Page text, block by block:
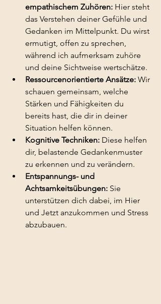
empathischem Zuhören: Hier steht
das Verstehen deiner Gefühle und
Gedanken im Mittelpunkt. Du wirst
ermutigt, offen zu sprechen,
während ich aufmerksam zuhöre
und deine Sichtweise wertschätze.
Ressourcenorientierte Ansätze: Wir
schauen gemeinsam, welche
Stärken und Fähigkeiten du
bereits hast, die dir in deiner
Situation helfen können.
Kognitive Techniken: Diese helfen
dir, belastende Gedankenmuster
zu erkennen und zu verändern.
Entspannungs- und
Achtsamkeitsübungen: Sie
unterstützen dich dabei, im Hier
und Jetzt anzukommen und Stress
abzubauen.